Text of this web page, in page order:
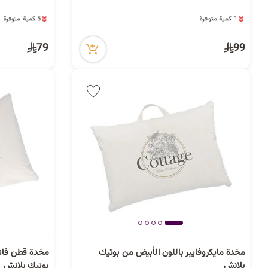
11 مشاهدة مؤخراً
11 مشاهدة مؤخراً99
8 مشاهدة مؤخراً
8 مشاهدة مؤخراً
79
مخدة مايكروفايبر باللون الأبيض من بوتيك
مخدة قطن